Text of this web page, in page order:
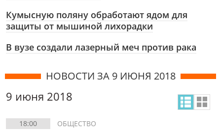
Кумысную поляну обработают ядом для
защиты от мышиной лихорадки
В вузе создали лазерный меч против рака
НОВОСТИ ЗА 9 ИЮНЯ 2018
9 июня 2018
18:00 ОБЩЕСТВО